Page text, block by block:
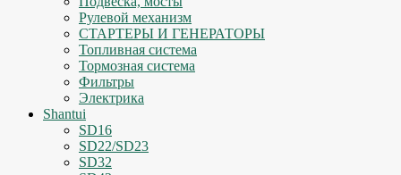
Рулевой механизм
СТАРТЕРЫ И ГЕНЕРАТОРЫ
Топливная система
Тормозная система
Фильтры
Электрика
Shantui
SD16
SD22/SD23
SD32